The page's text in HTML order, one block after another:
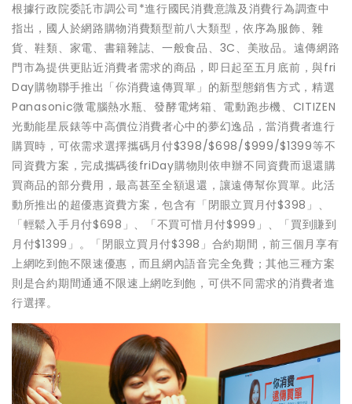
根據行政院委託市調公司*進行國民消費意識及消費行為調查中
指出，國人於網路購物消費類型前八大類型，依序為服飾、雜
貨、鞋類、家電、書籍雜誌、一般食品、3C、美妝品。遠傳網路
門市為提供更貼近消費者需求的商品，即日起至五月底前，與fri
Day購物聯手推出「你消費遠傳買單」的新型態銷售方式，精選
Panasonic微電腦熱水瓶、發酵電烤箱、電動跑步機、CITIZEN
光動能星辰錶等中高價位消費者心中的夢幻逸品，當消費者進行
購買時，可依需求選擇攜碼月付$398/$698/$999/$1399等不
同資費方案，完成攜碼後friDay購物則依申辦不同資費而退還購
買商品的部分費用，最高甚至全額退還，讓遠傳幫你買單。此活
動所推出的超優惠資費方案，包含有「閉眼立買月付$398」、
「輕鬆入手月付$698」、「不買可惜月付$999」、「買到賺到
月付$1399」。「閉眼立買月付$398」合約期間，前三個月享有
上網吃到飽不限速優惠，而且網內語音完全免費；其他三種方案
則是合約期間通通不限速上網吃到飽，可供不同需求的消費者進
行選擇。